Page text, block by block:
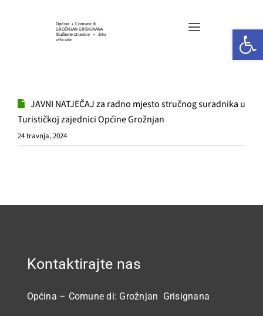
Općina • Comune di
GROŽNJAN GRISIGNANA
Službene stranice • Sito
ufficiale
Toggle
Navigation
OPĆINSKA UPRAVA
GOSPODARSTVO
POVIJEST
JAVNI NATJEČAJ za radno mjesto stručnog suradnika u
Turističkoj zajednici Općine Grožnjan
24 travnja, 2024
Kontaktirajte nas
Općina – Comune di: Grožnjan Grisignana